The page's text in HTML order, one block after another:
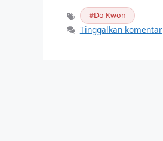
Tag Do Kwon
Tinggalkan komentar